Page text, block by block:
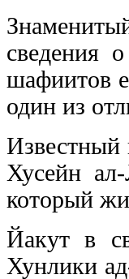
сведения
шафиитов
один из
Известный
Хусейн
который
Йакут в
Хунлики